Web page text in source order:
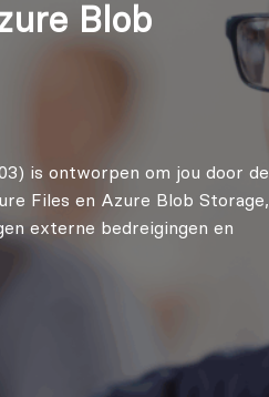
Blob
is ontworpen om jou door de
Files en Azure Blob Storage,
externe bedreigingen en